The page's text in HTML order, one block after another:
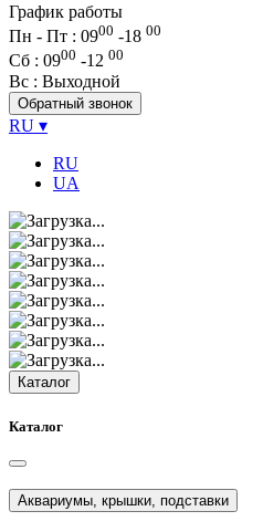
График работы
Пн - Пт : 0900 -18 00
Сб : 0900 -12 00
Вс : Выходной
Обратный звонок
RU ▾
RU
UA
Каталог
Каталог
Аквариумы, крышки, подставки